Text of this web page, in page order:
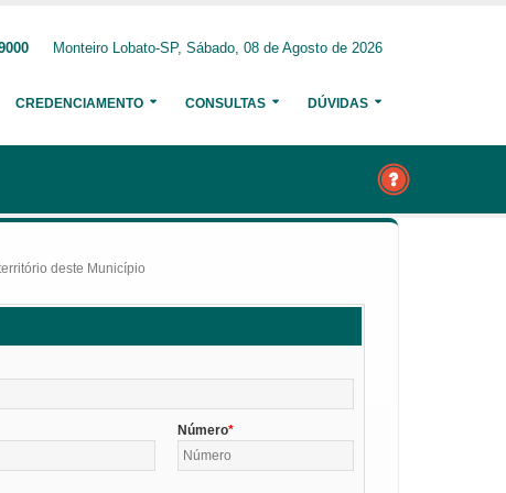
Monteiro Lobato-SP, Sábado, 08 de Agosto de 2026
CREDENCIAMENTO CONSULTAS DÚVIDAS
deste Município
Número